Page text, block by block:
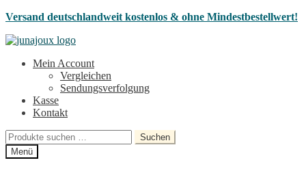
Versand deutschlandweit kostenlos & ohne Mindestbestellwert!
Zur
springen
Zum
springenMein Account
Vergleichen
Sendungsverfolgung
Kasse
Kontakt
Suchen
nach:
Suchen
Menü